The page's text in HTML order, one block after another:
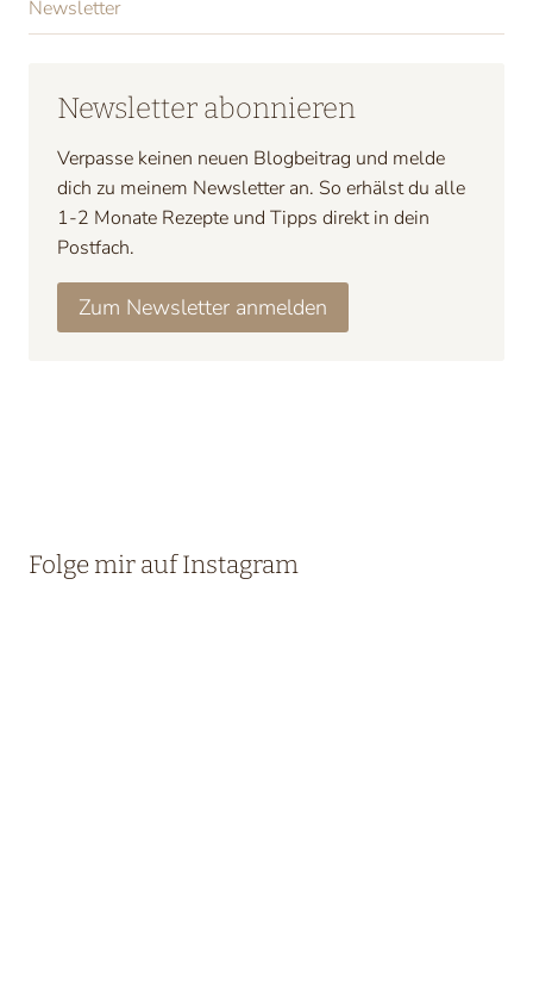
Newsletter
Newsletter abonnieren
Verpasse keinen neuen Blogbeitrag und melde
dich zu meinem Newsletter an. So erhälst du alle
1-2 Monate Rezepte und Tipps direkt in dein
Postfach.
Zum Newsletter anmelden
Folge mir auf Instagram